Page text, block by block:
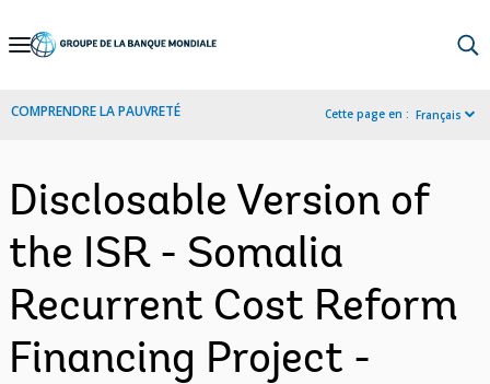
Skip
Navigation
COMPRENDRE LA PAUVRETÉ Cette page en : Français
Disclosable Version of
the ISR - Somalia
Recurrent Cost Reform
Financing Project -